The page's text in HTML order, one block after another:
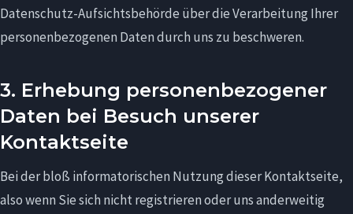
Datenschutz-Aufsichtsbehörde über die Verarbeitung Ihrer
personenbezogenen Daten durch uns zu beschweren.
3. Erhebung personenbezogener
Daten bei Besuch unserer
Kontaktseite
Bei der bloß informatorischen Nutzung dieser Kontaktseite,
also wenn Sie sich nicht registrieren oder uns anderweitig